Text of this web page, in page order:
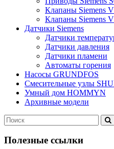
Клапаны Siemens
Клапаны Siemens
Датчики Siemens
Датчики
Датчики давления
Датчики пламени
Автоматы горения
Насосы GRUNDFOS
Смесительные узлы
Умный дом HOMMYN
Архивные модели
Полезные ссылки